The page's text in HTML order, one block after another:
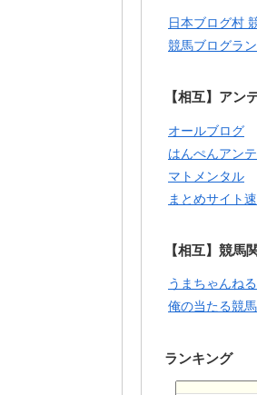
日本ブログ村
競馬ブログラ
【相互】アン
オールブログ
はんぺんアン
マトメンタル
まとめサイト
【相互】競馬
うまちゃんねる
俺の当たる競
ランキング